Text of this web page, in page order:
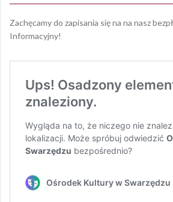
Zachęcamy do zapisania się na na nasz
Informacyjny!